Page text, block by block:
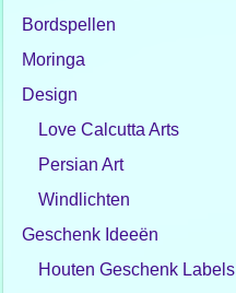
Bordspellen
Moringa
Design
Love Calcutta Arts
Persian Art
Windlichten
Geschenk Ideeën
Houten Geschenk Labels